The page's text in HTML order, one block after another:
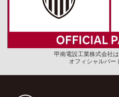
甲南電設工業株式会社
オフィシャルパー